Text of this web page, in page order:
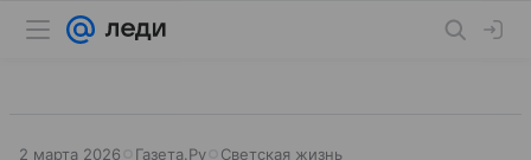
2 марта 2026 Газета.Ру Светская жизнь